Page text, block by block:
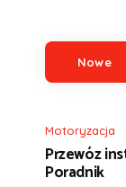
Nowe
Motoryzacja
Przewóz
Poradnik